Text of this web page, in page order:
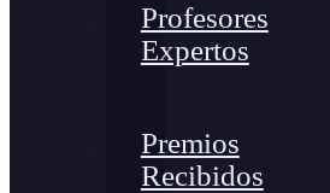
Profesores
Expertos
Premios
Recibidos